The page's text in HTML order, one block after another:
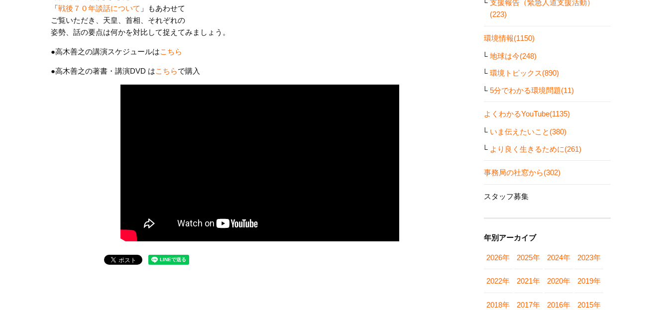
「戦後７０年談話について 」もあわせて
ご覧いただき、天皇、首相、それぞれの
姿勢、話の要点は何かを対比して捉えてみましょう。
●高木善之の講演スケジュールはこちら
●高木善之の著書・講演DVD はこちらで購入
支援報告（緊急人道支援活動）
(223)
環境情報(1150)
地球は今(248)
環境トピックス(890)
5分でわかる環境問題(11)
よくわかるYouTube(1135)
いま伝えたいこと(380)
より良く生きるために(261)
事務局の社窓から(302)
スタッフ募集
年別アーカイブ
2026年 2025年 2024年 2023年
2022年 2021年 2020年 2019年
2018年 2017年 2016年 2015年